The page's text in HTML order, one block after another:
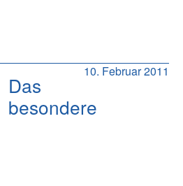
10. Februar 2011
Das
besondere